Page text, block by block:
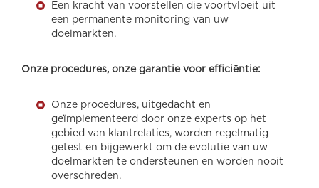
Een kracht van voorstellen die voortvloeit uit
een permanente monitoring van uw
doelmarkten.
Onze procedures, onze garantie voor efficiëntie:
Onze procedures, uitgedacht en
geïmplementeerd door onze experts op het
gebied van klantrelaties, worden regelmatig
getest en bijgewerkt om de evolutie van uw
doelmarkten te ondersteunen en worden nooit
overschreden.